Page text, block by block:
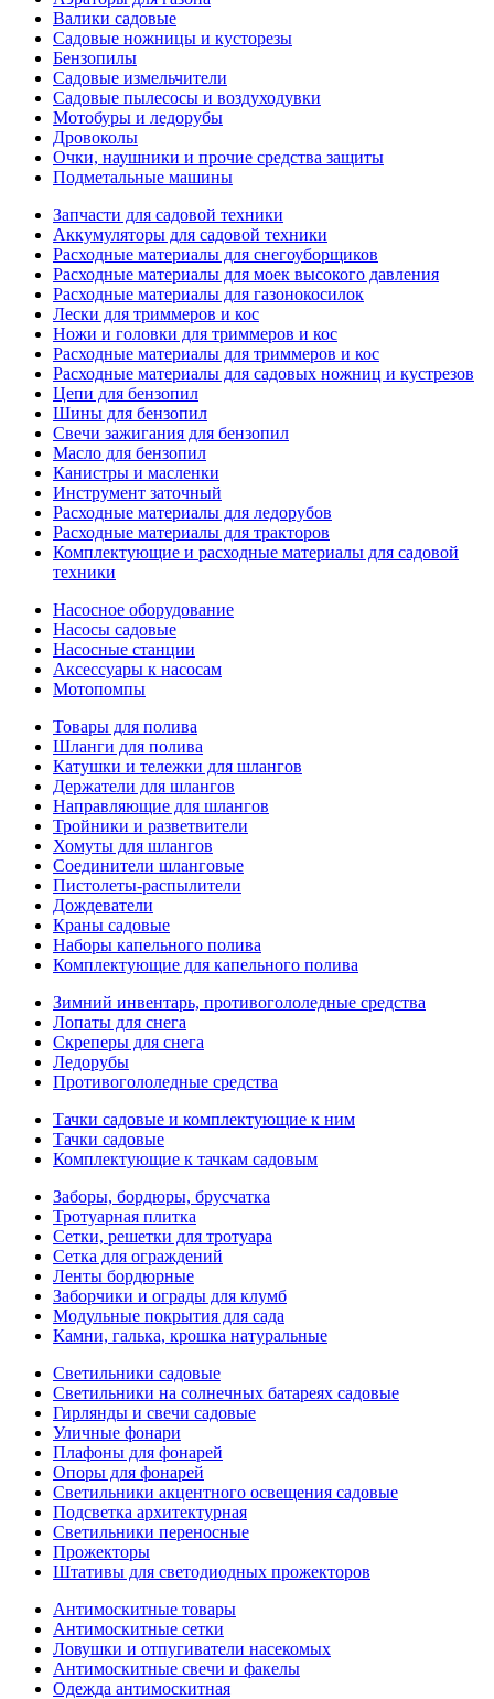
Валики садовые
Садовые ножницы и кусторезы
Бензопилы
Садовые измельчители
Садовые пылесосы и воздуходувки
Мотобуры и ледорубы
Дровоколы
Очки, наушники и прочие средства защиты
Подметальные машины
Запчасти для садовой техники
Аккумуляторы для садовой техники
Расходные материалы для снегоуборщиков
Расходные материалы для моек высокого давления
Расходные материалы для газонокосилок
Лески для триммеров и кос
Ножи и головки для триммеров и кос
Расходные материалы для триммеров и кос
Расходные материалы для садовых ножниц и кустрезов
Цепи для бензопил
Шины для бензопил
Свечи зажигания для бензопил
Масло для бензопил
Канистры и масленки
Инструмент заточный
Расходные материалы для ледорубов
Расходные материалы для тракторов
Комплектующие и расходные материалы для садовой
техники
Насосное оборудование
Насосы садовые
Насосные станции
Аксессуары к насосам
Мотопомпы
Товары для полива
Шланги для полива
Катушки и тележки для шлангов
Держатели для шлангов
Направляющие для шлангов
Тройники и разветвители
Хомуты для шлангов
Соединители шланговые
Пистолеты-распылители
Дождеватели
Краны садовые
Наборы капельного полива
Комплектующие для капельного полива
Зимний инвентарь, противогололедные средства
Лопаты для снега
Скреперы для снега
Ледорубы
Противогололедные средства
Тачки садовые и комплектующие к ним
Тачки садовые
Комплектующие к тачкам садовым
Заборы, бордюры, брусчатка
Тротуарная плитка
Сетки, решетки для тротуара
Сетка для ограждений
Ленты бордюрные
Заборчики и ограды для клумб
Модульные покрытия для сада
Камни, галька, крошка натуральные
Светильники садовые
Светильники на солнечных батареях садовые
Гирлянды и свечи садовые
Уличные фонари
Плафоны для фонарей
Опоры для фонарей
Светильники акцентного освещения садовые
Подсветка архитектурная
Светильники переносные
Прожекторы
Штативы для светодиодных прожекторов
Антимоскитные товары
Антимоскитные сетки
Ловушки и отпугиватели насекомых
Антимоскитные свечи и факелы
Одежда антимоскитная